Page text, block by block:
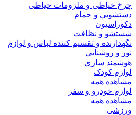
چرخ خیاطی و ملزومات خیاطی
دستشویی و حمام
دکوراسیون
شستشو و نظافت
نگهدارنده و تقسیم کننده لباس و لوازم
نور و روشنایی
هوشمند سازی
لوازم کودک
مشاهده همه
لوازم خودرو و سفر
مشاهده همه
ورزشی